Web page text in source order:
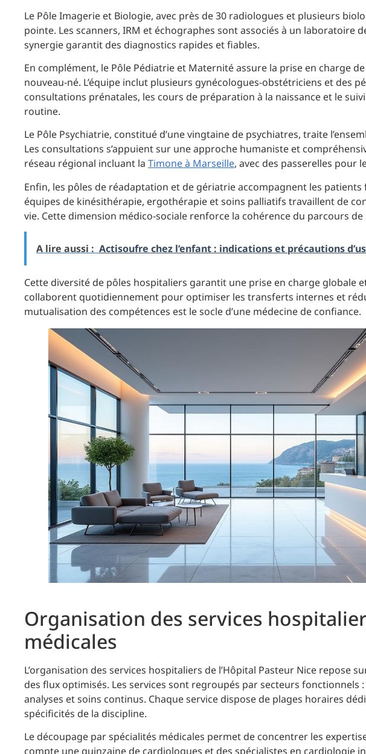
Le Pôle Imagerie et Biologie, avec près de 30 radiologues et plusieurs
pointe. Les scanners, IRM et échographes sont associés à un laboratoire
synergie garantit des diagnostics rapides et fiables.
En complément, le Pôle Pédiatrie et Maternité assure la prise en charge
nouveau-né. L’équipe inclut plusieurs gynécologues-obstétriciens et des
consultations prénatales, les cours de préparation à la naissance et le
routine.
Le Pôle Psychiatrie, constitué d’une vingtaine de psychiatres, traite
Les consultations s’appuient sur une approche humaniste et
réseau régional incluant la Timone à Marseille, avec des passerelles pour
Enfin, les pôles de réadaptation et de gériatrie accompagnent les patients
équipes de kinésithérapie, ergothérapie et soins palliatifs travaillent de
vie. Cette dimension médico-sociale renforce la cohérence du parcours de
A lire aussi : Actisoufre chez l’enfant : indications et précautions
Cette diversité de pôles hospitaliers garantit une prise en charge globale
collaborent quotidiennement pour optimiser les transferts internes et
mutualisation des compétences est le socle d’une médecine de confiance.
Organisation des services
médicales
L’organisation des services hospitaliers de l’Hôpital Pasteur Nice repose
des flux optimisés. Les services sont regroupés par secteurs fonctionnels
analyses et soins continus. Chaque service dispose de plages horaires
spécificités de la discipline.
Le découpage par spécialités médicales permet de concentrer les
compte une quinzaine de cardiologues et des spécialistes en cardiologie